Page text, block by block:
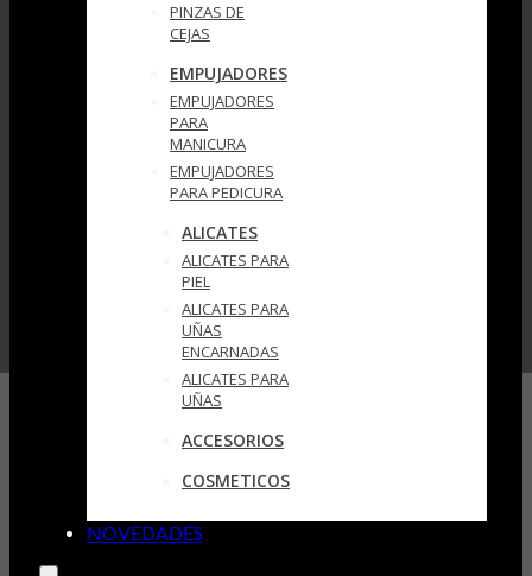
PINZAS DE
CEJAS
EMPUJADORES
EMPUJADORES
PARA
MANICURA
EMPUJADORES
PARA PEDICURA
ALICATES
ALICATES PARA
PIEL
ALICATES PARA
UÑAS
ENCARNADAS
ALICATES PARA
UÑAS
ACCESORIOS
COSMETICOS
NOVEDADES